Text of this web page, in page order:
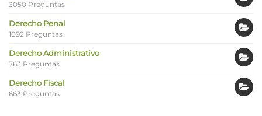
3050 Preguntas
Derecho Penal
1092 Preguntas
Derecho Administrativo
763 Preguntas
Derecho Fiscal
663 Preguntas